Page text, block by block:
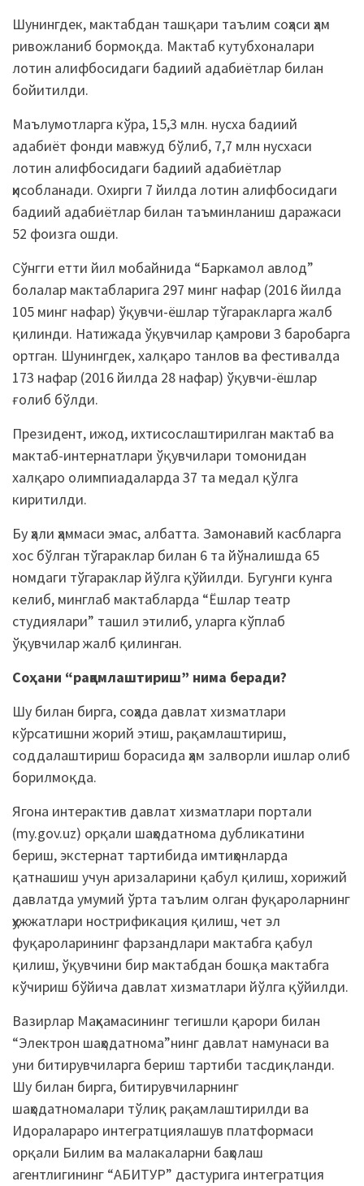
Шунингдек, мактабдан ташқари таълим соҳаси ҳам
ривожланиб бормоқда. Мактаб кутубхоналари
лотин алифбосидаги бадиий адабиётлар билан
бойитилди.
Маълумотларга кўра, 15,3 млн. нусха бадиий
адабиёт фонди мавжуд бўлиб, 7,7 млн нусхаси
лотин алифбосидаги бадиий адабиётлар
ҳисобланади. Охирги 7 йилда лотин алифбосидаги
бадиий адабиётлар билан таъминланиш даражаси
52 фоизга ошди.
Сўнгги етти йил мобайнида “Баркамол авлод”
болалар мактабларига 297 минг нафар (2016 йилда
105 минг нафар) ўқувчи-ёшлар тўгаракларга жалб
қилинди. Натижада ўқувчилар қамрови 3 баробарга
ортган. Шунингдек, халқаро танлов ва фестивалда
173 нафар (2016 йилда 28 нафар) ўқувчи-ёшлар
ғолиб бўлди.
Президент, ижод, ихтисослаштирилган мактаб ва
мактаб-интернатлари ўқувчилари томонидан
халқаро олимпиадаларда 37 та медал қўлга
киритилди.
Бу ҳали ҳаммаси эмас, албатта. Замонавий касбларга
хос бўлган тўгараклар билан 6 та йўналишда 65
номдаги тўгараклар йўлга қўйилди. Бугунги кунга
келиб, минглаб мактабларда “Ёшлар театр
студиялари” ташил этилиб, уларга кўплаб
ўқувчилар жалб қилинган.
Соҳани “рақамлаштириш” нима беради?
Шу билан бирга, соҳада давлат хизматлари
кўрсатишни жорий этиш, рақамлаштириш,
соддалаштириш борасида ҳам залворли ишлар олиб
борилмоқда.
Ягона интерактив давлат хизматлари портали
(my.gov.uz) орқали шаҳодатнома дубликатини
бериш, экстернат тартибида имтиҳонларда
қатнашиш учун аризаларини қабул қилиш, хорижий
давлатда умумий ўрта таълим олган фуқароларнинг
ҳужжатлари нострификация қилиш, чет эл
фуқароларининг фарзандлари мактабга қабул
қилиш, ўқувчини бир мактабдан бошқа мактабга
кўчириш бўйича давлат хизматлари йўлга қўйилди.
Вазирлар Маҳкамасининг тегишли қарори билан
“Электрон шаҳодатнома”нинг давлат намунаси ва
уни битирувчиларга бериш тартиби тасдиқланди.
Шу билан бирга, битирувчиларнинг
шаҳодатномалари тўлиқ рақамлаштирилди ва
Идоралараро интегратциялашув платформаси
орқали Билим ва малакаларни баҳолаш
агентлигининг “АБИТУР” дастурига интегратция